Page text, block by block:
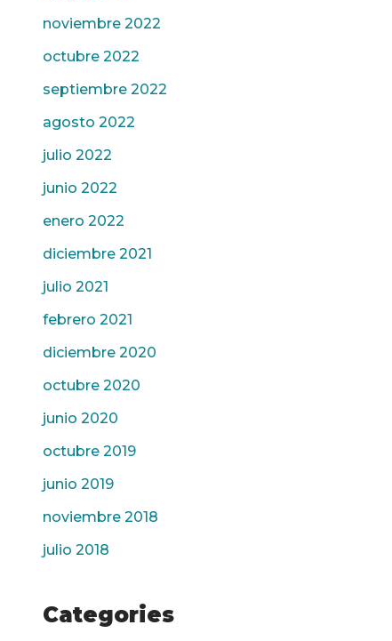
noviembre 2022
octubre 2022
septiembre 2022
agosto 2022
julio 2022
junio 2022
enero 2022
diciembre 2021
julio 2021
febrero 2021
diciembre 2020
octubre 2020
junio 2020
octubre 2019
junio 2019
noviembre 2018
julio 2018
Categories